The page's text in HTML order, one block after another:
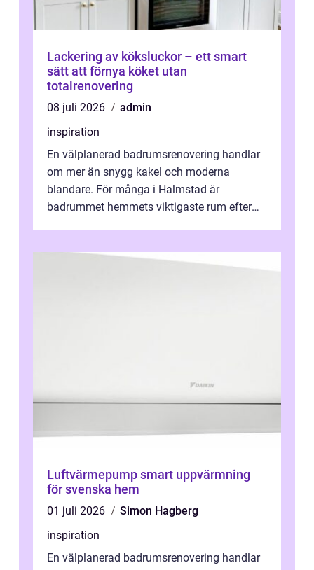
Lackering av köksluckor – ett smart
sätt att förnya köket utan
totalrenovering
08 juli 2026
admin
inspiration
En välplanerad badrumsrenovering handlar
om mer än snygg kakel och moderna
blandare. För många i Halmstad är
badrummet hemmets viktigaste rum efter
Luftvärmepump smart uppvärmning
för svenska hem
01 juli 2026
Simon Hagberg
inspiration
En välplanerad badrumsrenovering handlar